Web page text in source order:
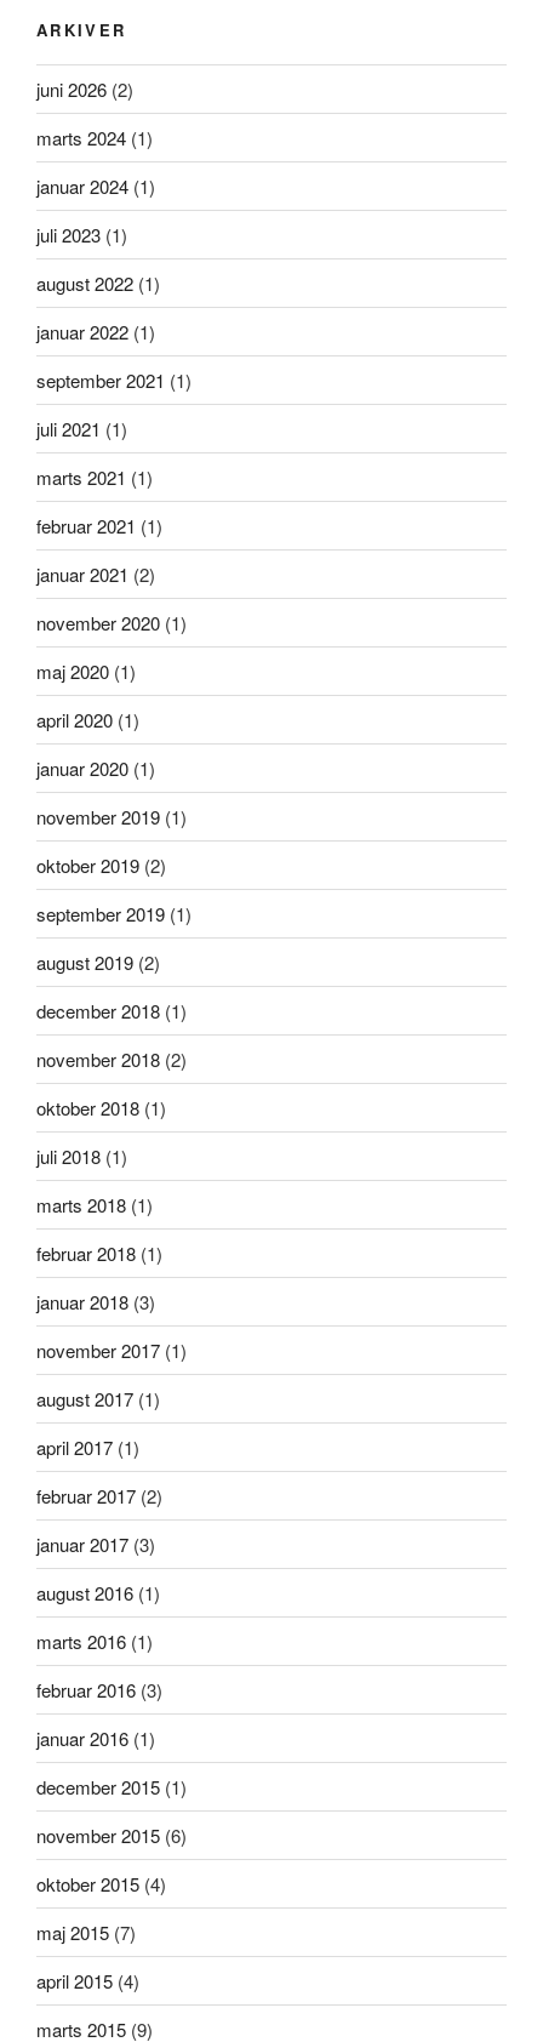
ARKIVER
juni 2026 (2)
marts 2024 (1)
januar 2024 (1)
juli 2023 (1)
august 2022 (1)
januar 2022 (1)
september 2021 (1)
juli 2021 (1)
marts 2021 (1)
februar 2021 (1)
januar 2021 (2)
november 2020 (1)
maj 2020 (1)
april 2020 (1)
januar 2020 (1)
november 2019 (1)
oktober 2019 (2)
september 2019 (1)
august 2019 (2)
december 2018 (1)
november 2018 (2)
oktober 2018 (1)
juli 2018 (1)
marts 2018 (1)
februar 2018 (1)
januar 2018 (3)
november 2017 (1)
august 2017 (1)
april 2017 (1)
februar 2017 (2)
januar 2017 (3)
august 2016 (1)
marts 2016 (1)
februar 2016 (3)
januar 2016 (1)
december 2015 (1)
november 2015 (6)
oktober 2015 (4)
maj 2015 (7)
april 2015 (4)
marts 2015 (9)